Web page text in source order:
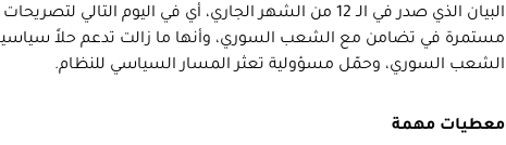
البيان الذي صدر في الـ 12 من الشهر الجاري، أي في اليوم
مستمرة في تضامن مع الشعب السوري، وأنها ما زالت تدعم حلاً
الشعب السوري، وحمّل مسؤولية تعثر المسار السياسي للنظام.
معطيات مهمة